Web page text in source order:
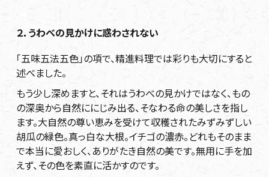
２．うわべの見かけに惑わされない
「五味五法五色」の項で、精進料理では彩りも大切にすると
述べました。
もう少し深めますと、それはうわべの見かけではなく、もの
の深奥から自然ににじみ出る、そなわる命の美しさを指し
ます。大自然の尊い恵みを受けて収穫されたみずみずしい
胡瓜の緑色。真っ白な大根。イチゴの濃赤。どれもそのまま
で本当に愛おしく、ありがたき自然の美です。無用に手を加
えず、その色を素直に活かすのです。